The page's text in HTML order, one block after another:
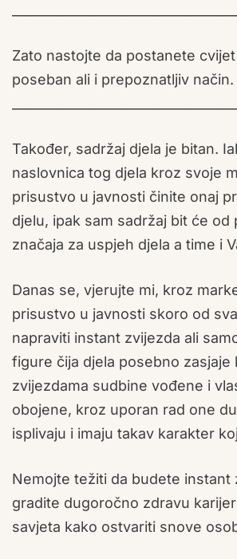
Zato nastojte da postanete
poseban ali i prepoznatljiv način.
Također, sadržaj djela je bitan.
naslovnica tog djela kroz svoje
prisustvo u javnosti činite onaj
djelu, ipak sam sadržaj bit će od
značaja za uspjeh djela a time i
Danas se, vjerujte mi, kroz
prisustvo u javnosti skoro od
napraviti instant zvijezda ali
figure čija djela posebno zasjaje
zvijezdama sudbine vođene i
obojene, kroz uporan rad one
isplivaju i imaju takav karakter
Nemojte težiti da budete instant
gradite dugoročno zdravu
savjeta kako ostvariti snove